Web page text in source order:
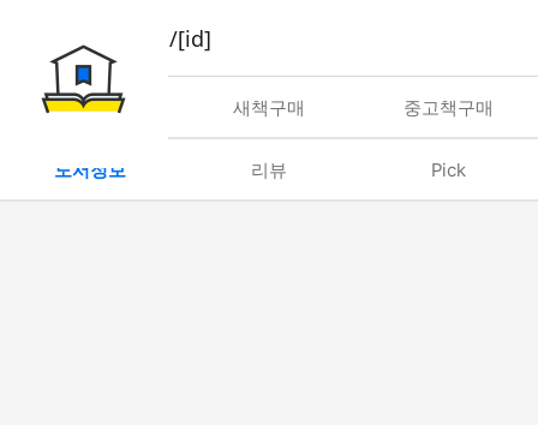
book/rent/[id]
대여 새책구매 중고책구매
도서정보 리뷰 Pick